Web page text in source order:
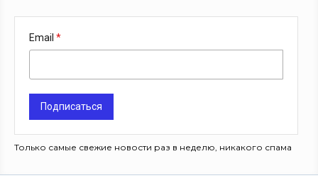
Email
Подписаться
Только самые свежие новости раз в неделю, никакого спама